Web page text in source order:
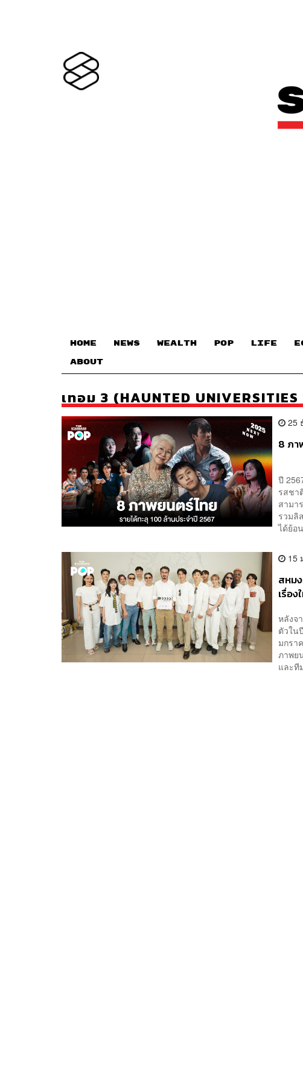
HOME NEWS WEALTH POP LIFE
ABOUT
เทอม 3 (HAUNTED UNIVERSITIES
25
8 ภา
ปี
รสชา
สามา
รวมลิ
ได้ย้อ
15
สหม
เรื่อง
หลังจ
ตัวใน
มกรา
ภาพย
และที